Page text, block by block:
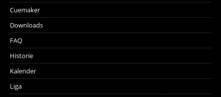
Cuemaker
Downloads
FAQ
Historie
Kalender
Liga